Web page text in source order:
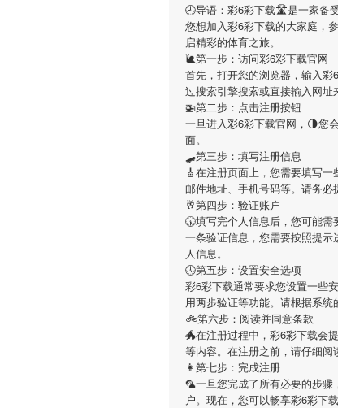
🕘导语： 彩6彩下载🛣是一家备
您想加入彩6彩下载的大家庭，
启精彩的体育之旅。
🐌第一步：访问彩6彩下载官网
首先，打开您的浏览器，输入彩
过搜索引擎搜索或直接输入网址
🚁第二步：点击注册按钮
一旦进入彩6彩下载官网，🌗您
面。
🛹第三步：填写注册信息
🎸在注册页面上，您需要填写
邮件地址、手机号码等。请务必
🥂第四步：验证账户
🕠填写完个人信息后，您可能需
一条验证信息，您需要按照提
人信息。
🕔第五步：设置安全选项
彩6彩下载通常要求您设置一些
用两步验证等功能。请根据系统
🚲第六步：阅读并同意条款
🐲在注册过程中， 彩6彩下载会
等内容。在注册之前，请仔细阅
👩第七步：完成注册
🦜一旦您完成了所有必要的步骤
户。现在，您可以畅享彩6彩下载